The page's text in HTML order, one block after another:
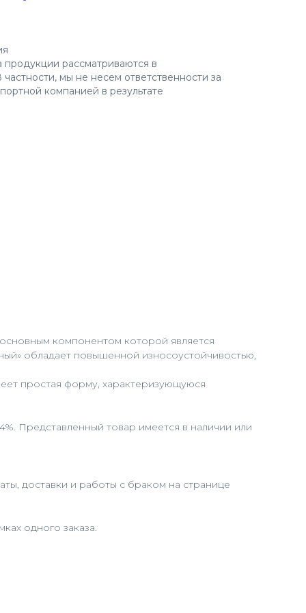
продукции рассматриваются в
мы не несем ответственности за
компанией в результате
компонентом которой является
обладает повышенной износоустойчивостью,
простая форму, характеризующуюся
Представленный товар имеется в наличии или
доставки и работы с браком на странице
одного заказа.